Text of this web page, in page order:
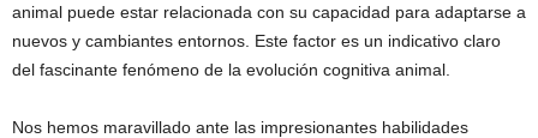
animal puede estar relacionada con su capacidad para adaptarse a
nuevos y cambiantes entornos. Este factor es un indicativo claro
del fascinante fenómeno de la evolución cognitiva animal.
Nos hemos maravillado ante las impresionantes habilidades